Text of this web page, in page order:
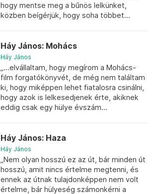
hogy mentse meg a bűnös lelkünket,
közben beígérjük, hogy soha többet...
Háy János: Mohács
Háy János
„...elvállaltam, hogy megírom a Mohács-
film forgatókönyvét, de még nem találtam
ki, hogy miképpen lehet fiatalosra csinálni,
hogy azok is lelkesedjenek érte, akiknek
eddig csak egy hülye évszám...
Háy János: Haza
Háy János
„Nem olyan hosszú ez az út, bár minden út
hosszú, amit nincs értelme megtenni, és
ennek az útnak tulajdonképpen nem volt
értelme, bár hülyeség számonkérni a